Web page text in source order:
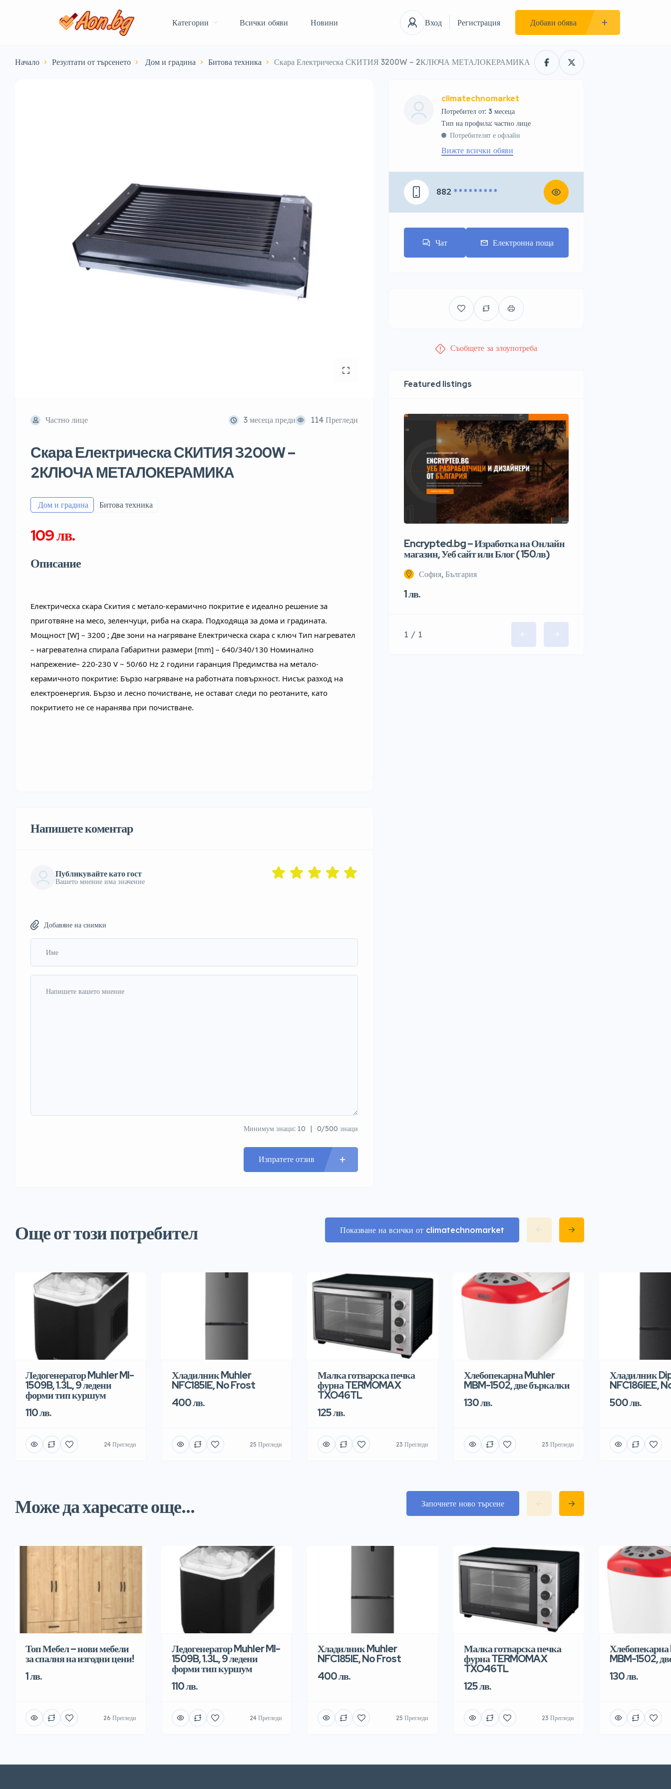
Категории Всички обяви Новини Вход Регистрация Добави обява
Начало Резултати от търсенето ️ Дом и градина Битова техника Скара Електрическа СКИТИЯ 3200W – 2КЛЮЧА МЕТАЛОКЕРАМИКА
Частно лице 3 месеца преди 114 Прегледи
Скара Електрическа СКИТИЯ 3200W –
2КЛЮЧА МЕТАЛОКЕРАМИКА
️ Дом и градина Битова техника
109 лв.
Описание
Електрическа скара Скития с метало-керамично покритие е идеално решение за
приготвяне на месо, зеленчуци, риба на скара. Подходяща за дома и градината.
Мощност [W] – 3200 ; Две зони на нагряване Електрическа скара с ключ Tип нагревател
– нагревателна спирала Габаритни размери [mm] – 640/340/130 Номинално
напрежение– 220-230 V ~ 50/60 Hz 2 години гаранция Предимства на метало-
керамичното покритие: Бързо нагряване на работната повърхност. Нисък разход на
електроенергия. Бързо и леснo почистване, не остават следи по реотаните, като
покритието не се наранява при почистване.
Напишете коментар
Публикувайте като гост
Вашето мнение има значение
Добавяне на снимки
Минимум знаци: 10 0/500 знаци
Изпратете отзив
climatechnomarket
Потребител от: 3 месеца
тип на профила: частно лице
Потребителят е офлайн
Вижте всички обяви
882 * * * * * * * * *
Чат Електронна поща
Съобщете за злоупотреба
Featured listings
Encrypted.bg – Изработка на Онлайн
магазин, Уеб сайт или Блог ( 150лв)
София, България
1 лв.
1 / 1
Още от този потребител Показване на всички от climatechnomarket
Ледогенератор Muhler MI-
1509B, 1.3L, 9 ледени
форми тип куршум
110 лв.
24 Прегледи
Хладилник Muhler
NFC185IE, No Frost
400 лв.
25 Прегледи
Малка готварска печка
фурна TERMOMAX
TXO46TL
125 лв.
23 Прегледи
Хлебопекарна Muhler
MBM-1502, две бъркалки
130 лв.
23 Прегледи
Хладилник
NFC186IEE,
500 лв.
Може да харесате още... Започнете ново търсене
Топ Мебел – нови мебели
за спалня на изгодни цени!
1 лв.
26 Прегледи
Ледогенератор Muhler MI-
1509B, 1.3L, 9 ледени
форми тип куршум
110 лв.
24 Прегледи
Хладилник Muhler
NFC185IE, No Frost
400 лв.
25 Прегледи
Малка готварска печка
фурна TERMOMAX
TXO46TL
125 лв.
23 Прегледи
MBM-1502,
130 лв.